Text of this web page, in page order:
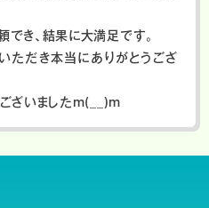
き、結果に大満足です。
ただき本当にありがとうござ
ざいましたm(__)m